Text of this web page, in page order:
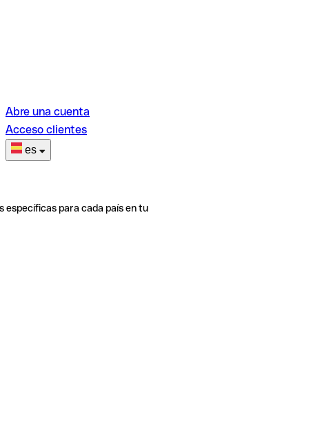
Abre una cuenta
Acceso clientes
es
específicas para cada país en tu